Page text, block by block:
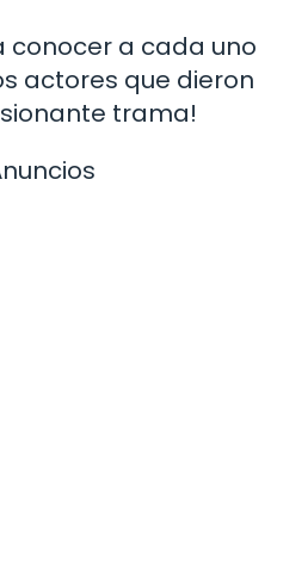
conocer a cada uno
actores que dieron
trama!